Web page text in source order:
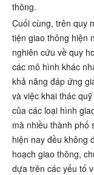
thông.
Cuối cùng, trên quy
tiện giao thông hiện
nghiên cứu về quy
các mô hình khác
khả năng đáp ứng
và việc khai thác
của các loại hình
mà nhiều thành phố
hiện nay đều không
hoạch giao thông,
dựa trên các yếu tố